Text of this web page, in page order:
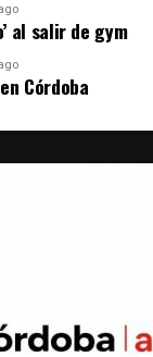
al salir de gym
Córdoba